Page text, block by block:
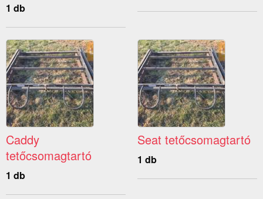
1 db
Caddy
tetőcsomagtartó
1 db
Seat tetőcsomagtartó
1 db